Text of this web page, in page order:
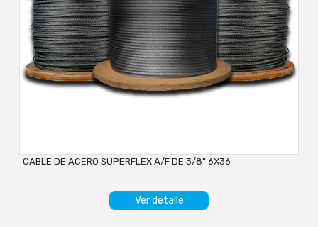
CABLE DE ACERO SUPERFLEX A/F DE 3/8" 6X36
Ver detalle